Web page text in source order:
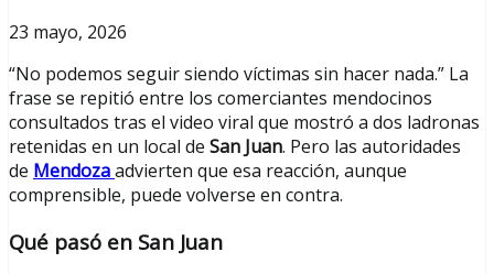
23 mayo, 2026
“No podemos seguir siendo víctimas sin hacer nada.” La
frase se repitió entre los comerciantes mendocinos
consultados tras el video viral que mostró a dos ladronas
retenidas en un local de San Juan. Pero las autoridades
de Mendozaadvierten que esa reacción, aunque
comprensible, puede volverse en contra.
Qué pasó en San Juan